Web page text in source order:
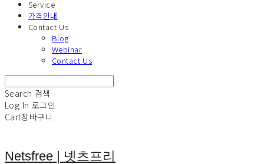
Service
가격안내
Contact Us
Blog
Webinar
Contact Us
Search 검색
Log In 로그인
Cart장바구니
Netsfree | 넷츠프리